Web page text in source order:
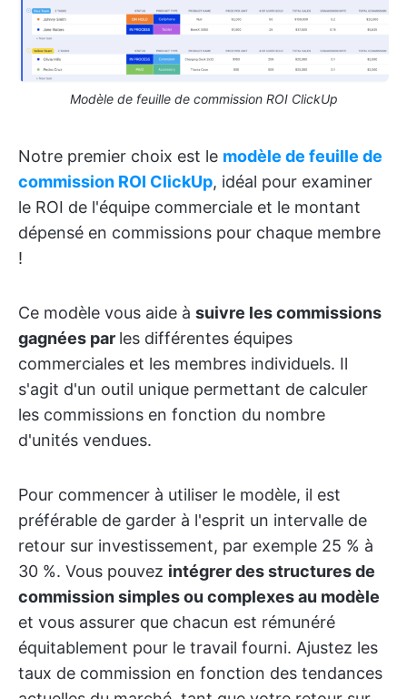
Modèle de feuille de commission ROI ClickUp
Notre premier choix est le modèle de feuille de
commission ROI ClickUp, idéal pour examiner
le ROI de l'équipe commerciale et le montant
dépensé en commissions pour chaque membre
!
Ce modèle vous aide à suivre les commissions
gagnées par les différentes équipes
commerciales et les membres individuels. Il
s'agit d'un outil unique permettant de calculer
les commissions en fonction du nombre
d'unités vendues.
Pour commencer à utiliser le modèle, il est
préférable de garder à l'esprit un intervalle de
retour sur investissement, par exemple 25 % à
30 %. Vous pouvez intégrer des structures de
commission simples ou complexes au modèle
et vous assurer que chacun est rémunéré
équitablement pour le travail fourni. Ajustez les
taux de commission en fonction des tendances